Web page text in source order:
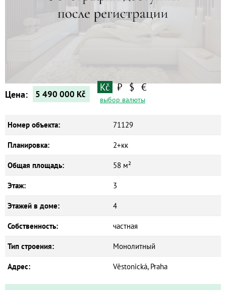
Цена: 5 490 000 Kč
Kč ₽ $ €
выбор валюты
Номер объекта: 71129
Планировка: 2+кк
Общая площадь: 58 м²
Этаж: 3
Этажей в доме: 4
Собственность: частная
Тип строения: Монолитный
Адрес: Věstonická, Praha